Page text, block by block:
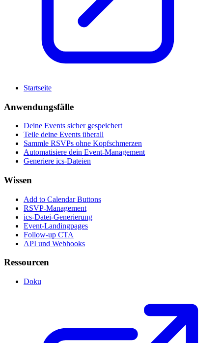
Startseite
Anwendungsfälle
Deine Events sicher gespeichert
Teile deine Events überall
Sammle RSVPs ohne Kopfschmerzen
Automatisiere dein Event-Management
Generiere ics-Dateien
Wissen
Add to Calendar Buttons
RSVP-Management
ics-Datei-Generierung
Event-Landingpages
Follow-up CTA
API und Webhooks
Ressourcen
Doku